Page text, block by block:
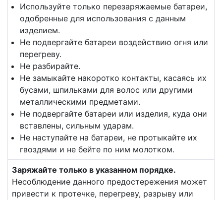
Используйте только перезаряжаемые батареи,
одобренные для использования с данным
изделием.
Не подвергайте батареи воздействию огня или
перегреву.
Не разбирайте.
Не замыкайте накоротко контакты, касаясь их
бусами, шпильками для волос или другими
металлическими предметами.
Не подвергайте батареи или изделия, куда они
вставлены, сильным ударам.
Не наступайте на батареи, не протыкайте их
гвоздями и не бейте по ним молотком.
Заряжайте только в указанном порядке.
Несоблюдение данного предостережения может
привести к протечке, перегреву, разрыву или